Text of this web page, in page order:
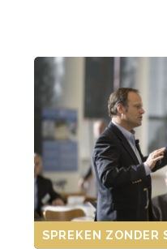
SPREKEN ZONDER